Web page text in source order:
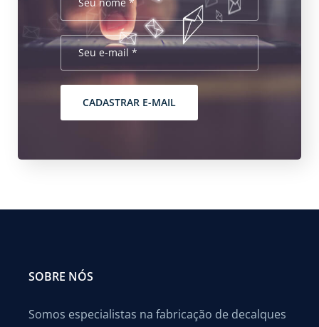
CADASTRAR E-MAIL
SOBRE NÓS
Somos especialistas na fabricação de decalques